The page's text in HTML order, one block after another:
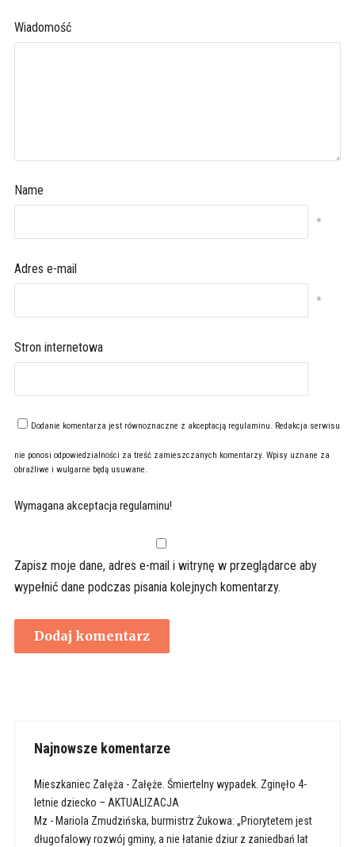
Wiadomość
Name
*
Adres e-mail
*
Stron internetowa
Dodanie komentarza jest równoznaczne z akceptacją regulaminu. Redakcja serwisu
nie ponosi odpowiedzialności za treść zamieszczanych komentarzy. Wpisy uznane za
obraźliwe i wulgarne będą usuwane.
Wymagana akceptacja regulaminu!
Zapisz moje dane, adres e-mail i witrynę w przeglądarce aby
wypełnić dane podczas pisania kolejnych komentarzy.
Najnowsze komentarze
Mieszkaniec Załęża- Załęże. Śmiertelny wypadek. Zginęło 4-
letnie dziecko – AKTUALIZACJA
Mz - Mariola Zmudzińska, burmistrz Żukowa: „Priorytetem jest
długofalowy rozwój gminy, a nie łatanie dziur z zaniedbań lat